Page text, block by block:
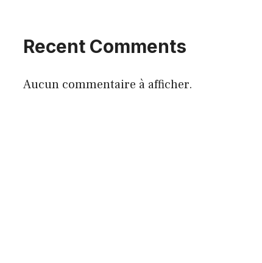
Recent Comments
Aucun commentaire à afficher.